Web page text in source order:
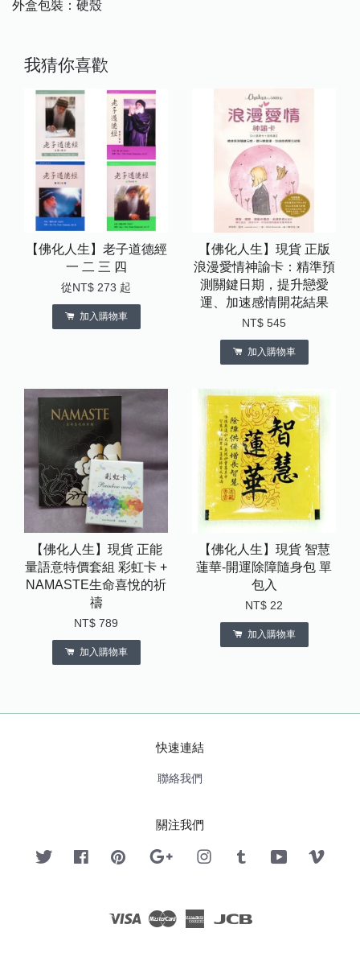
外盒包裝：硬殼
我猜你喜歡
【佛化人生】老子道德經
一 二 三 四
從 NT$ 273 起
加入購物車
【佛化人生】現貨 正版
浪漫愛情神諭卡：精準預
測關鍵日期，提升戀愛
運、加速感情開花結果
NT$ 545
加入購物車
【佛化人生】現貨 正能
量語意特價套組 彩虹卡 +
NAMASTE生命喜悅的祈
禱
NT$ 789
加入購物車
【佛化人生】現貨 智慧
蓮華-開運除障隨身包 單
包入
NT$ 22
加入購物車
快速連結
聯絡我們
關注我們
Twitter FacebookPinterest Google InstagramTumblr YouTube
Visa Master American